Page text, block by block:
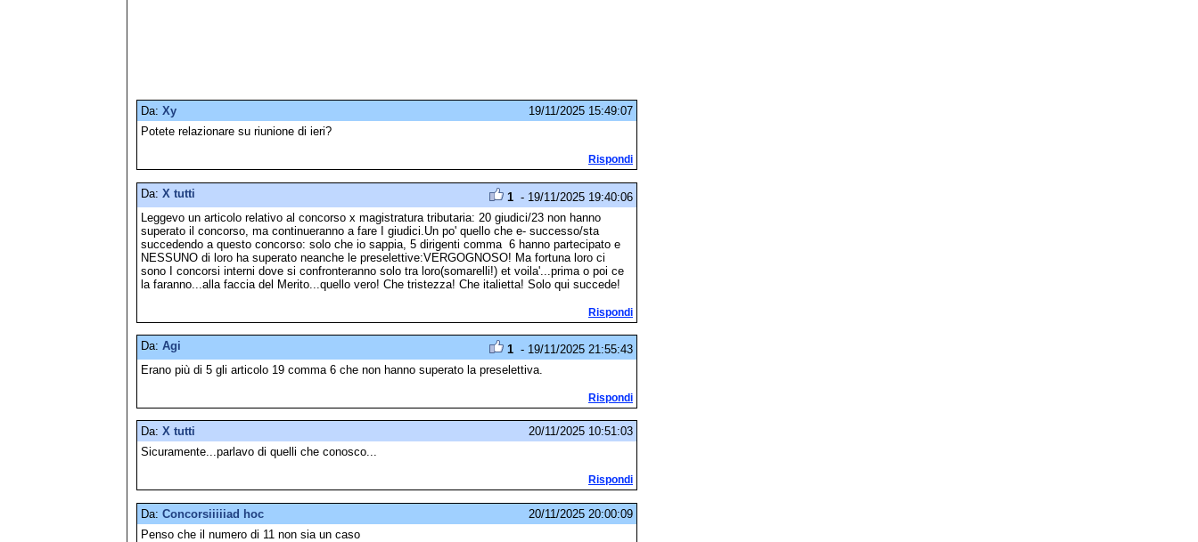
Da: Xy
19/11/2025 15:49:07
Potete relazionare su riunione di ieri?
Rispondi
Da: X tutti 1 - 19/11/2025 19:40:06
Leggevo un articolo relativo al concorso x magistratura tributaria: 20 giudici/23 non hanno
superato il concorso, ma continueranno a fare I giudici.Un po' quello che e- successo/sta
succedendo a questo concorso: solo che io sappia, 5 dirigenti comma 6 hanno partecipato e
NESSUNO di loro ha superato neanche le preselettive:VERGOGNOSO! Ma fortuna loro ci
sono I concorsi interni dove si confronteranno solo tra loro(somarelli!) et voila'...prima o poi ce
la faranno...alla faccia del Merito...quello vero! Che tristezza! Che italietta! Solo qui succede!
Rispondi
Da: Agi 1 - 19/11/2025 21:55:43
Erano più di 5 gli articolo 19 comma 6 che non hanno superato la preselettiva.
Rispondi
Da: X tutti
20/11/2025 10:51:03
Sicuramente...parlavo di quelli che conosco...
Rispondi
Da: Concorsiiiiiad hoc
20/11/2025 20:00:09
Penso che il numero di 11 non sia un caso